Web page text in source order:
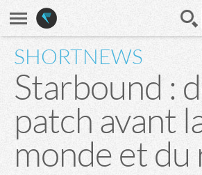
SHORTNEWS
Starbound :
patch avant
monde et du